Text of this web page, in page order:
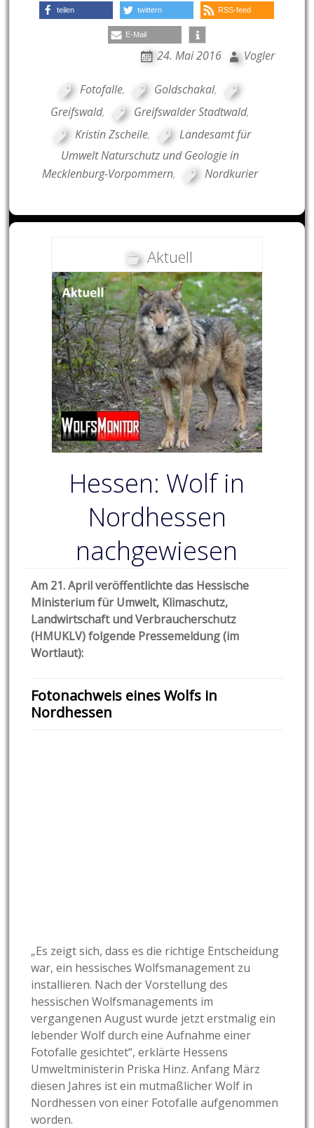
teilen twittern RSS-feed
E-Mail
24. Mai 2016 Vogler
Fotofalle, Goldschakal,
Greifswald, Greifswalder Stadtwald,
Kristin Zscheile,
Landesamt für
Umwelt Naturschutz und Geologie in
Mecklenburg-Vorpommern, Nordkurier
Aktuell
Hessen: Wolf in
Nordhessen
nachgewiesen
Am 21. April veröffentlichte das Hessische
Ministerium für Umwelt, Klimaschutz,
Landwirtschaft und Verbraucherschutz
(HMUKLV) folgende Pressemeldung(im
Wortlaut):
Fotonachweis eines Wolfs in
Nordhessen
„Es zeigt sich, dass es die richtige Entscheidung
war, ein hessisches Wolfsmanagement zu
installieren. Nach der Vorstellung des
hessischen Wolfsmanagements im
vergangenen August wurde jetzt erstmalig ein
lebender Wolf durch eine Aufnahme einer
Fotofalle gesichtet“, erklärte Hessens
Umweltministerin Priska Hinz. Anfang März
diesen Jahres ist ein mutmaßlicher Wolf in
Nordhessen von einer Fotofalle aufgenommen
worden.